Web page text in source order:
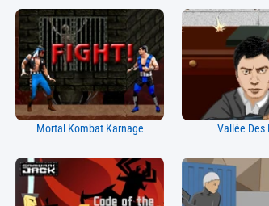
Mortal Kombat Karnage Vallée Des